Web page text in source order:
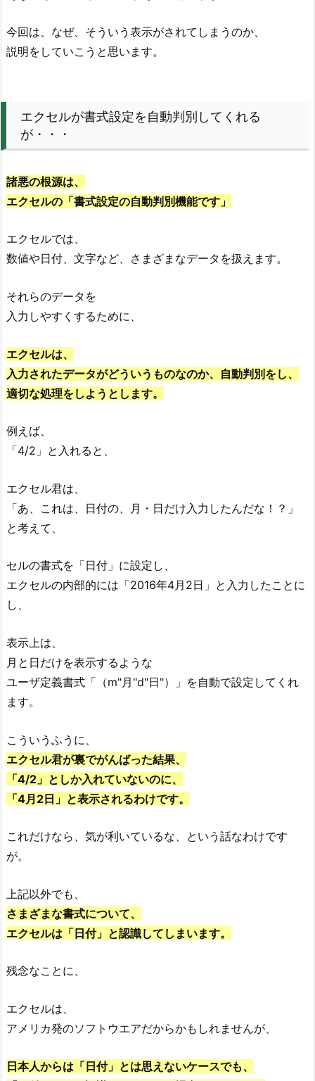
今回は、なぜ、そういう表示がされてしまうのか、
説明をしていこうと思います。
エクセルが書式設定を自動判別してくれる
が・・・
諸悪の根源は、
エクセルの「書式設定の自動判別機能です」
エクセルでは、
数値や日付、文字など、さまざまなデータを扱えます。
それらのデータを
入力しやすくするために、
エクセルは、
入力されたデータがどういうものなのか、自動判別をし、
適切な処理をしようとします。
例えば、
「4/2」と入れると、
エクセル君は、
「あ、これは、日付の、月・日だけ入力したんだな！？」
と考えて、
セルの書式を「日付」に設定し、
エクセルの内部的には「2016年4月2日」と入力したことに
し、
表示上は、
月と日だけを表示するような
ユーザ定義書式「（m"月"d"日"）」を自動で設定してくれ
ます。
こういうふうに、
エクセル君が裏でがんばった結果、
「4/2」としか入れていないのに、
「4月2日」と表示されるわけです。
これだけなら、気が利いているな、という話なわけです
が。
上記以外でも、
さまざまな書式について、
エクセルは「日付」と認識してしまいます。
残念なことに、
エクセルは、
アメリカ発のソフトウエアだからかもしれませんが、
日本人からは「日付」とは思えないケースでも、